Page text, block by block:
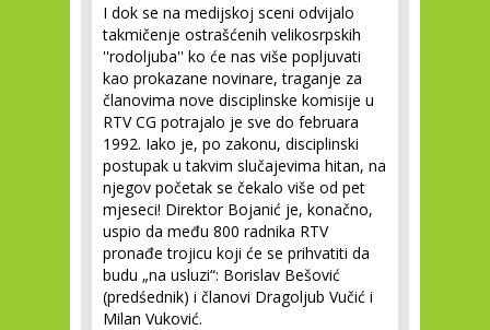
I dok se na medijskoj sceni odvijalo
takmičenje ostrašćenih velikosrpskih
''rodoljuba'' ko će nas više popljuvati
kao prokazane novinare, traganje za
članovima nove disciplinske komisije u
RTV CG potrajalo je sve do februara
1992. Iako je, po zakonu, disciplinski
postupak u takvim slučajevima hitan, na
njegov početak se čekalo više od pet
mjeseci! Direktor Bojanić je, konačno,
uspio da među 800 radnika RTV
pronađe trojicu koji će se prihvatiti da
budu „na usluzi“: Borislav Bešović
(predśednik) i članovi Dragoljub Vučić i
Milan Vuković.